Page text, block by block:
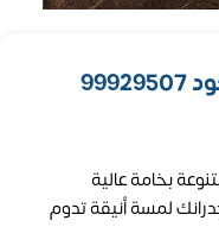
بخامة عالية
لمسة أنيقة تدوم